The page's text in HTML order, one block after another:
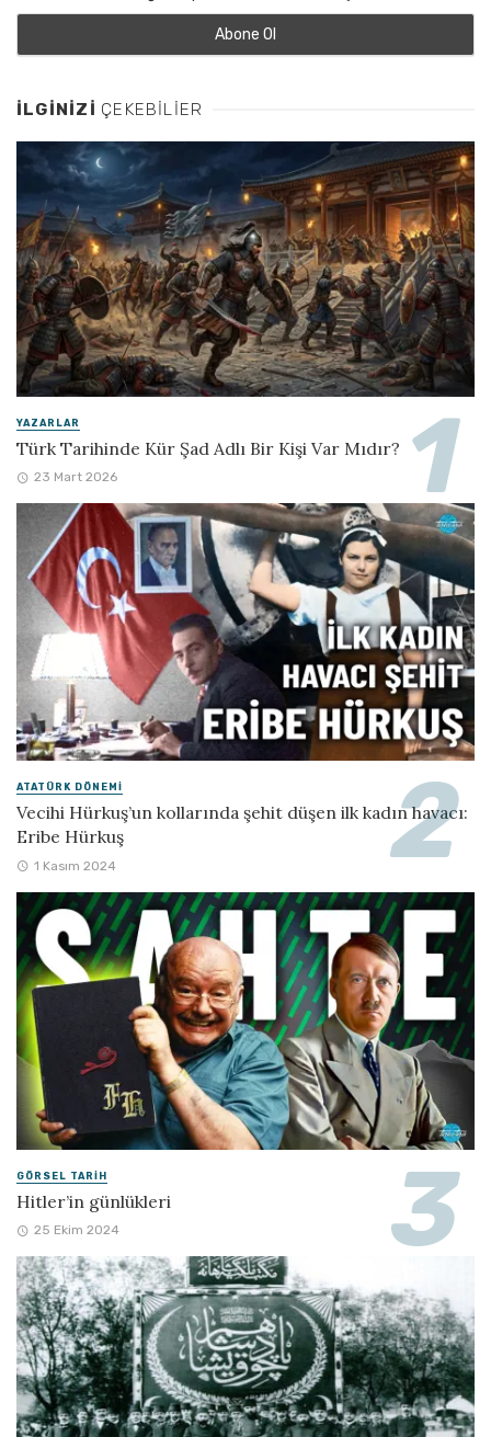
İLGINIZI ÇEKEBILIER
YAZARLAR
Türk Tarihinde Kür Şad Adlı Bir Kişi Var Mıdır?
23 Mart 2026
ATATÜRK DÖNEMI
Vecihi Hürkuş’un kollarında şehit düşen ilk kadın havacı:
Eribe Hürkuş
1 Kasım 2024
GÖRSEL TARIH
Hitler’in günlükleri
25 Ekim 2024